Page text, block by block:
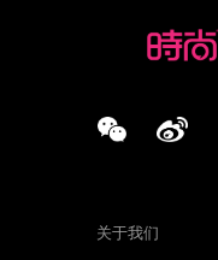
关于我们